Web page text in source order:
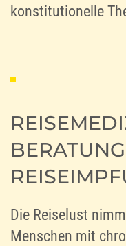
konstitutionelle
Die Reiselust
Menschen mit